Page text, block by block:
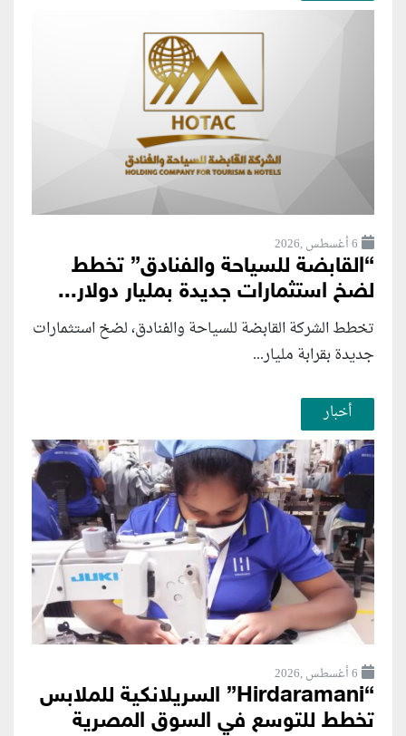
6 أغسطس ,2026
“القابضة للسياحة والفنادق” تخطط
لضخ استثمارات جديدة بمليار دولار...
تخطط الشركة القابضة للسياحة والفنادق، لضخ استثمارات
جديدة بقرابة مليار...
أخبار
6 أغسطس ,2026
“Hirdaramani” السريلانكية للملابس
تخطط للتوسع في السوق المصرية